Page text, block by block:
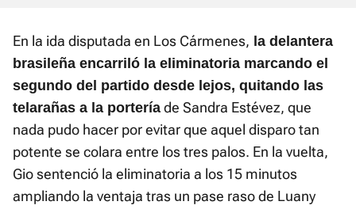
En la ida disputada en Los Cármenes, la delantera
brasileña encarriló la eliminatoria marcando el
segundo del partido desde lejos, quitando las
telarañas a la portería de Sandra Estévez, que
nada pudo hacer por evitar que aquel disparo tan
potente se colara entre los tres palos. En la vuelta,
Gio sentenció la eliminatoria a los 15 minutos
ampliando la ventaja tras un pase raso de Luany